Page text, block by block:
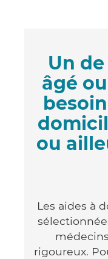
Un
âgé
ou
Les aides à
rigoureux.